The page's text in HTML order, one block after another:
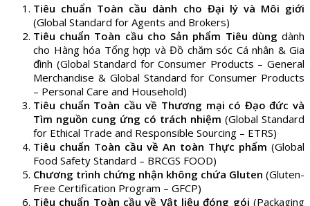
Tiêu chuẩn Toàn cầu dành cho Đại lý và Môi giới
(Global Standard for Agents and Brokers)
Tiêu chuẩn Toàn cầu cho Sản phẩm Tiêu dùng dành
cho Hàng hóa Tổng hợp và Đồ chăm sóc Cá nhân & Gia
đình (Global Standard for Consumer Products – General
Merchandise & Global Standard for Consumer Products
– Personal Care and Household)
Tiêu chuẩn Toàn cầu về Thương mại có Đạo đức và
Tìm nguồn cung ứng có trách nhiệm (Global Standard
for Ethical Trade and Responsible Sourcing – ETRS)
Tiêu chuẩn Toàn cầu về An toàn Thực phẩm (Global
Food Safety Standard – BRCGS FOOD)
Chương trình chứng nhận không chứa Gluten (Gluten-
Free Certification Program – GFCP)
Tiêu chuẩn Toàn cầu về Vật liệu đóng gói (Packaging